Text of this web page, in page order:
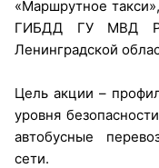
«Маршрутное
ГИБДД ГУ МВД
Ленинградской
Цель акции –
уровня
автобусные
сети.